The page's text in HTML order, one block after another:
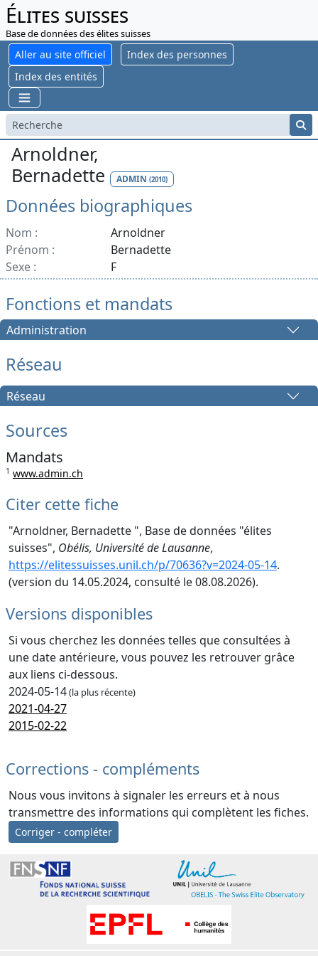
Élites suisses
Base de données des élites suisses
Aller au site officiel
Index des personnes
Index des entités
Arnoldner,
Bernadette
ADMIN (2010)
Données biographiques
Nom :
Arnoldner
Prénom :
Bernadette
Sexe :
F
Fonctions et mandats
Administration
Réseau
Réseau
Sources
Mandats
1 www.admin.ch
Citer cette fiche
"Arnoldner, Bernadette ", Base de données "élites
suisses", Obélis, Université de Lausanne,
https://elitessuisses.unil.ch/p/70636?v=2024-05-14.
(version du 14.05.2024, consulté le 08.08.2026).
Versions disponibles
Si vous cherchez les données telles que consultées à
une date antérieure, vous pouvez les retrouver grâce
aux liens ci-dessous.
2024-05-14(la plus récente)
2021-04-27
2015-02-22
Corrections - compléments
Nous vous invitons à signaler les erreurs et à nous
transmettre des informations qui complètent les fiches.
Corriger - compléter